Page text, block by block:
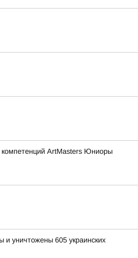
компетенций ArtMasters Юниоры
уничтожены 605 украинских